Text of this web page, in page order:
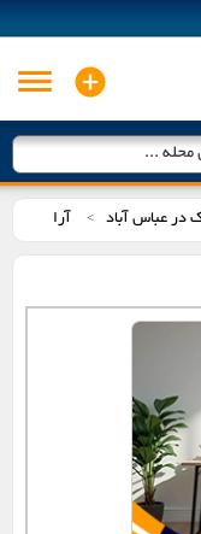
محله ...
در عباس آباد > آرا